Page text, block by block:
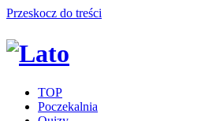
Przeskocz do treści
TOP
Poczekalnia